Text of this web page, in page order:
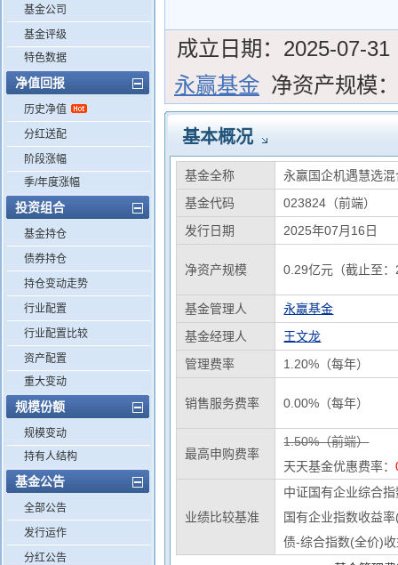
基金公司
基金评级
特色数据
净值回报
历史净值
分红送配
阶段涨幅
季/年度涨幅
投资组合
基金持仓
债券持仓
持仓变动走势
行业配置
行业配置比较
资产配置
重大变动
规模份额
规模变动
持有人结构
基金公告
全部公告
发行运作
分红公告
成立日期： 2025-07-31
永赢基金 净资产规模：
基本概况
基金全称
永赢国企机遇慧选
基金代码
023824（前端）
发行日期
2025年07月16日
净资产规模 0.29亿元（截止至
基金管理人
永赢基金
基金经理人
王文龙
管理费率
1.20%（每年）
销售服务费率 0.00%（每年）
最高申购费率
1.50%（前端）
天天基金优惠费率：
业绩比较基准
中证国有企业综合
国有企业指数收益
债-综合指数(全价)